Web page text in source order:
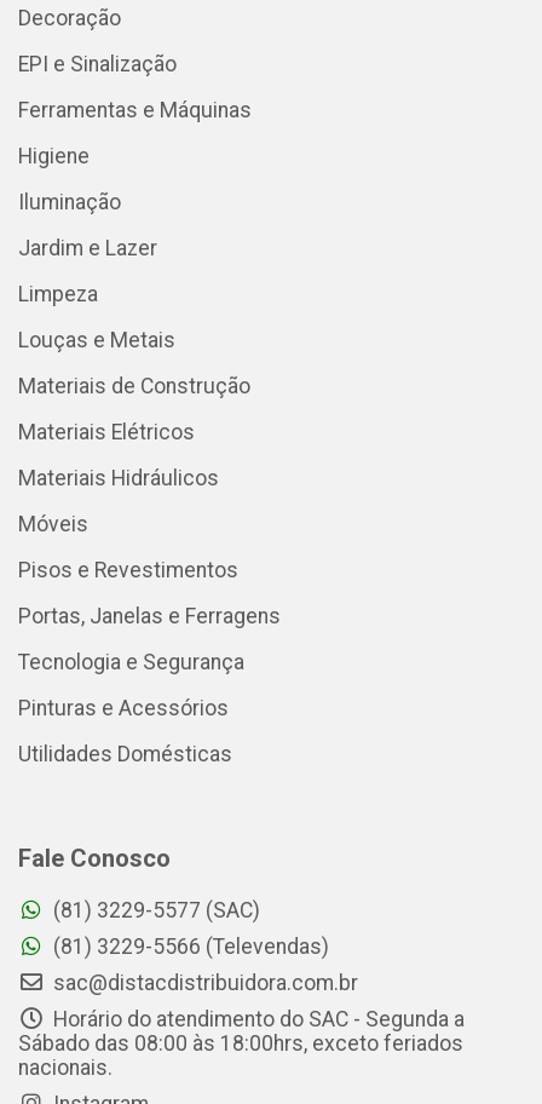
Decoração
EPI e Sinalização
Ferramentas e Máquinas
Higiene
Iluminação
Jardim e Lazer
Limpeza
Louças e Metais
Materiais de Construção
Materiais Elétricos
Materiais Hidráulicos
Móveis
Pisos e Revestimentos
Portas, Janelas e Ferragens
Tecnologia e Segurança
Pinturas e Acessórios
Utilidades Domésticas
Fale Conosco
(81) 3229-5577 (SAC)
(81) 3229-5566 (Televendas)
sac@distacdistribuidora.com.br
Horário do atendimento do SAC - Segunda a
Sábado das 08:00 às 18:00hrs, exceto feriados
nacionais.